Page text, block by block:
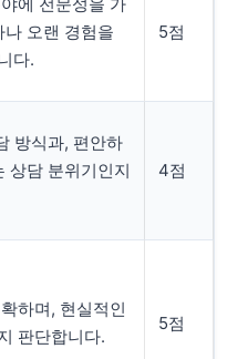
오랜 경험을
다.
5점
방식과, 편안하
상담 분위기인지
4점
하며, 현실적인
판단합니다.
5점